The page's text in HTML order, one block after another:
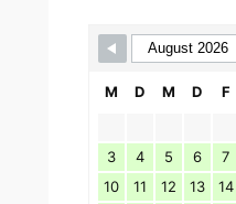
M D M D F
3
4 5 6 7
10
11 12 13 14